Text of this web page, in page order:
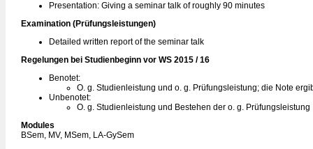
Presentation: Giving a seminar talk of roughly 90 minutes
Examination (Prüfungsleistungen)
Detailed written report of the seminar talk
Regelungen bei Studienbeginn vor WS 2015 / 16
Benotet:
O. g. Studienleistung und o. g. Prüfungsleistung; die Note
Unbenotet:
O. g. Studienleistung und Bestehen der o. g. Prüfungsleistung
Modules
BSem, MV, MSem, LA-GySem